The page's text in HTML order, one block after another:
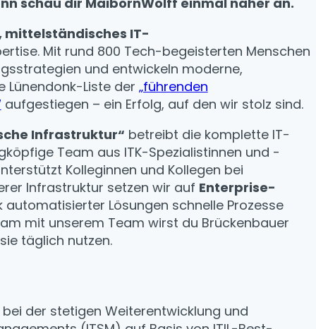
IT-
Mit rund 800 Tech-begeisterten Menschen
und entwickeln moderne,
Lünendonk-Liste der „führenden
aufgestiegen – ein Erfolg, auf den wir stolz sind.
Infrastruktur“ betreibt die komplette IT-
Team aus ITK-Spezialistinnen und -
Kolleginnen und Kollegen bei
Infrastruktur setzen wir auf Enterprise-
automatisierter Lösungen schnelle Prozesse
mit unserem Team wirst du Brückenbauer
täglich nutzen.
der stetigen Weiterentwicklung und